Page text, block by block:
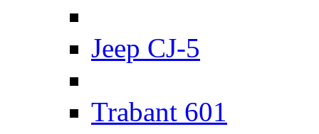
Jeep CJ-5
Trabant 601